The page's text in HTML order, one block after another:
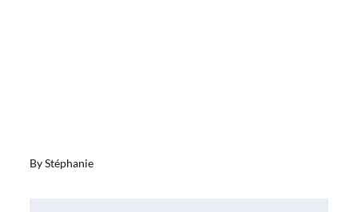
ByStéphanie